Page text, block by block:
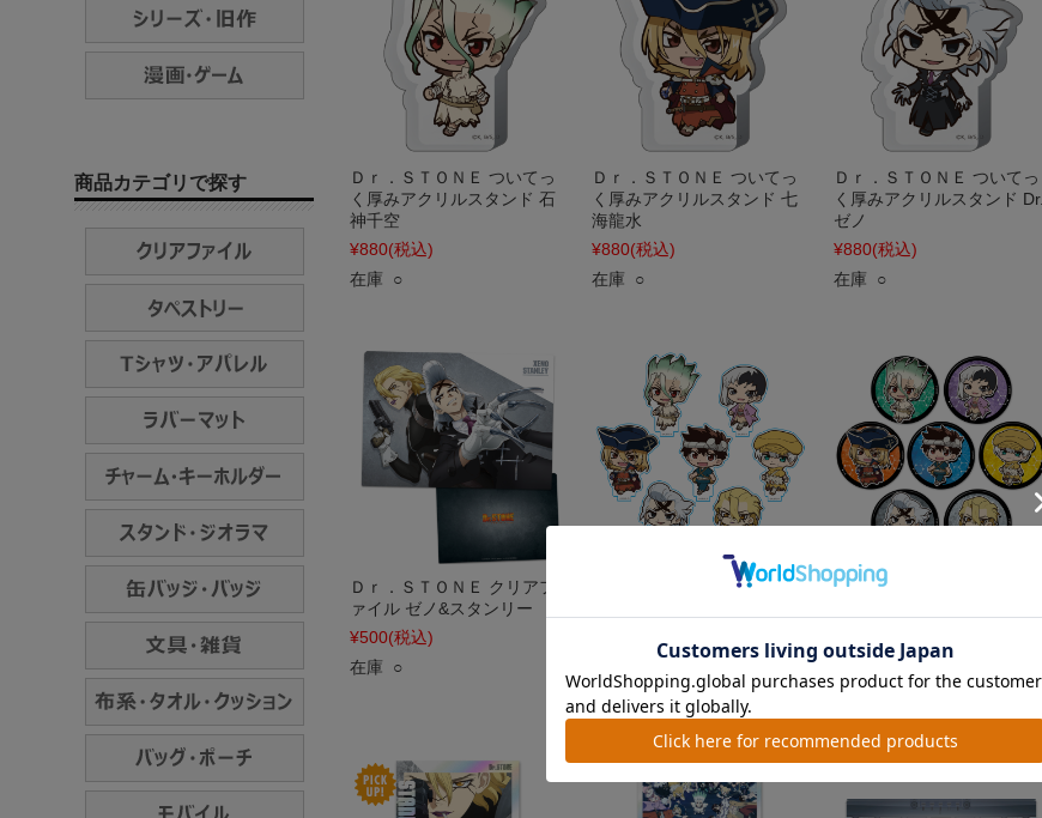
Ｄｒ．ＳＴＯＮＥ ついてっ
く厚みアクリルスタンド 石
神千空
¥880(税込)
在庫 ○
Ｄｒ．ＳＴＯＮＥ ついてっ
く厚みアクリルスタンド 七
海龍水
¥880(税込)
在庫 ○
Ｄｒ．ＳＴＯＮＥ ついてっ
く厚みアクリルスタンド Dr.
ゼノ
¥880(税込)
在庫 ○
Ｄｒ．ＳＴＯＮＥ クリアフ
ァイル ゼノ&スタンリー
¥500(税込)
在庫 ○
Ｄｒ．ＳＴＯＮＥ ついてっ
(税込)
在庫 ○
Ｄｒ．ＳＴＯＮＥ ついてっ
¥3,080(税込)
在庫 ○
商品カテゴリで探す